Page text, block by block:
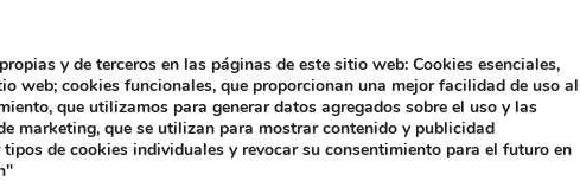
y de terceros en las páginas de este sitio web: Cookies esenciales,
web; cookies funcionales, que proporcionan una mejor facilidad de uso al
que utilizamos para generar datos agregados sobre el uso y las
marketing, que se utilizan para mostrar contenido y publicidad
de cookies individuales y revocar su consentimiento para el futuro en